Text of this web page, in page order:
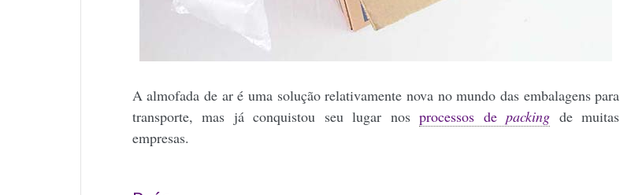
A almofada de ar é uma solução relativamente nova no mundo das embalagens para
transporte, mas já conquistou seu lugar nosprocessos depacking de muitas
empresas.